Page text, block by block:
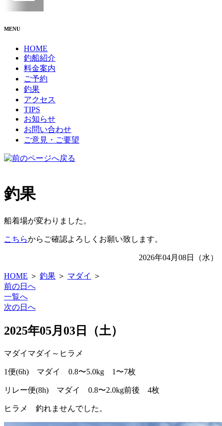
MENU
HOME
釣船紹介
料金案内
ご予約
釣果
アクセス
TIPS
お知らせ
お問い合わせ
ご意見・ご要望
釣果
船着場が変わりました。
こちらからご確認よろしくお願い致します。
2026年04月08日（水）
HOME ＞ 釣果 ＞ マダイ
＞
前の日へ
一覧へ
次の日へ
2025年05月03日（土）
マダイ マダイ～ヒラメ
1便(6h) マダイ 0.8〜5.0kg 1〜7枚
リレー便(8h) マダイ 0.8〜2.0kg前後 4枚
ヒラメ 釣れませんでした。